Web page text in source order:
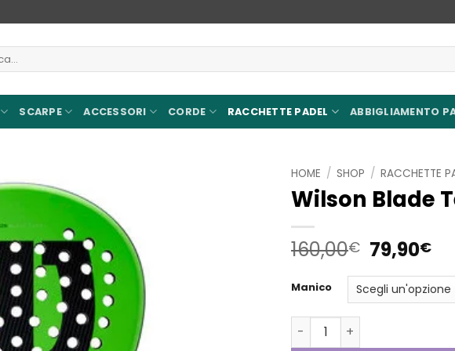
SCARPE ACCESSORI CORDE RACCHETTE PADEL ABBIGLIAMENTO
HOME / SHOP / RACCHETTE
Wilson Blade
160,00€ Il
prezzo
originale
era:
79,90€Il
è:
Manico
Wilson Blade Team quantità